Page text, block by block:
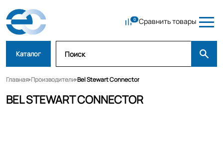
Сравнить товары
Каталог
Главная Производители Bel Stewart Connector
BEL STEWART CONNECTOR